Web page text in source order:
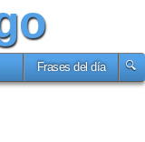
Frases del día